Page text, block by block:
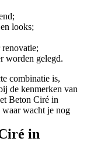
looks;
worden gelegd.
combinatie is,
de kenmerken van
Beton Ciré in
waar wacht je nog
in